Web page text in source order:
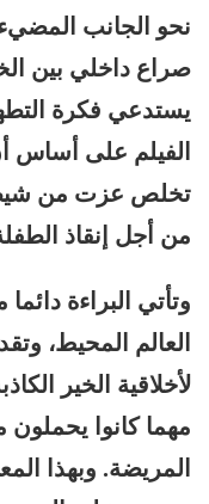
نحو الجانب
صراع داخلي بين
يستدعي فكرة
الفيلم على أساس
تخلص عزت من
من أجل إنقاذ
وتأتي البراءة
العالم المحيط،
لأخلاقية الخير
مهما كانوا
المريضة. وبهذا